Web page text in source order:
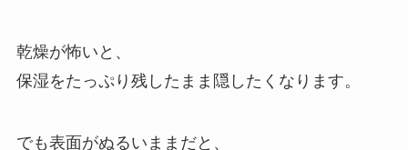
乾燥が怖いと、
保湿をたっぷり残したまま隠したくなります。
でも表面がぬるいままだと、